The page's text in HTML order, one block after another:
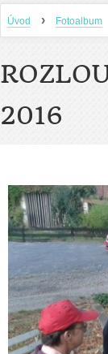
Úvod › Fotoalbum
2016